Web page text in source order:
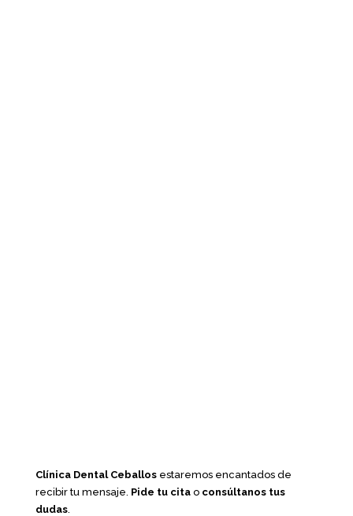
Clínica Dental Ceballosestaremos encantados de
recibir tu mensaje. Pide tu citao consúltanos tus
dudas.